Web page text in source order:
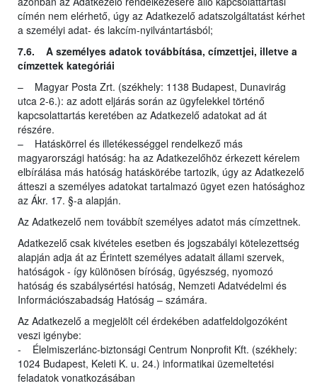
címén nem elérhető, úgy az Adatkezelő adatszolgáltatást kérhet
a személyi adat- és lakcím-nyilvántartásból;
7.6. A személyes adatok továbbítása, címzettjei, illetve a
címzettek kategóriái
– Magyar Posta Zrt. (székhely: 1138 Budapest, Dunavirág
utca 2-6.): az adott eljárás során az ügyfelekkel történő
kapcsolattartás keretében az Adatkezelő adatokat ad át
részére.
– Hatáskörrel és illetékességgel rendelkező más
magyarországi hatóság: ha az Adatkezelőhöz érkezett kérelem
elbírálása más hatóság hatáskörébe tartozik, úgy az Adatkezelő
átteszi a személyes adatokat tartalmazó ügyet ezen hatósághoz
az Ákr. 17. §-a alapján.
Az Adatkezelő nem továbbít személyes adatot más címzettnek.
Adatkezelő csak kivételes esetben és jogszabályi kötelezettség
alapján adja át az Érintett személyes adatait állami szervek,
hatóságok - így különösen bíróság, ügyészség, nyomozó
hatóság és szabálysértési hatóság, Nemzeti Adatvédelmi és
Információszabadság Hatóság – számára.
Az Adatkezelő a megjelölt cél érdekében adatfeldolgozóként
veszi igénybe:
- Élelmiszerlánc-biztonsági Centrum Nonprofit Kft. (székhely:
1024 Budapest, Keleti K. u. 24.) informatikai üzemeltetési
feladatok vonatkozásában